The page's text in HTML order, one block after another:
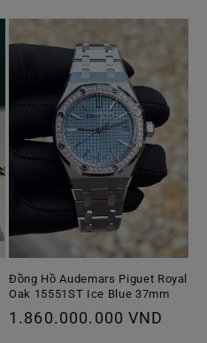
thường
Đồng Hồ Audemars Piguet Royal
Oak 15551ST Ice Blue 37mm
Giá
1.860.000.000 VND